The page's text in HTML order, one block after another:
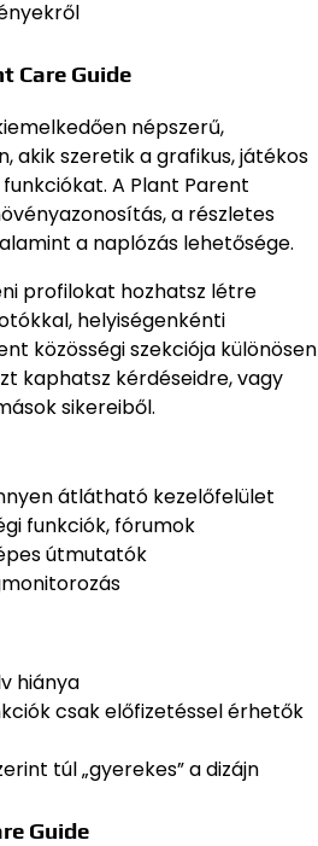
Care Guide
népszerű,
akik szeretik a grafikus, játékos
A Plant Parent
a részletes
a naplózás lehetősége.
profilokat hozhatsz létre
helyiségenkénti
közösségi szekciója különösen
kaphatsz kérdéseidre, vagy
sikereiből.
átlátható kezelőfelület
funkciók, fórumok
útmutatók
hiánya
csak előfizetéssel érhetők
túl „gyerekes” a dizájn
Guide